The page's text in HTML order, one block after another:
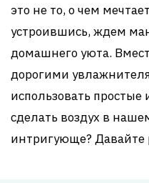
это не то, о чем
устроившись, ждем
домашнего уюта.
дорогими
использовать
сделать воздух в
интригующе? Давайте